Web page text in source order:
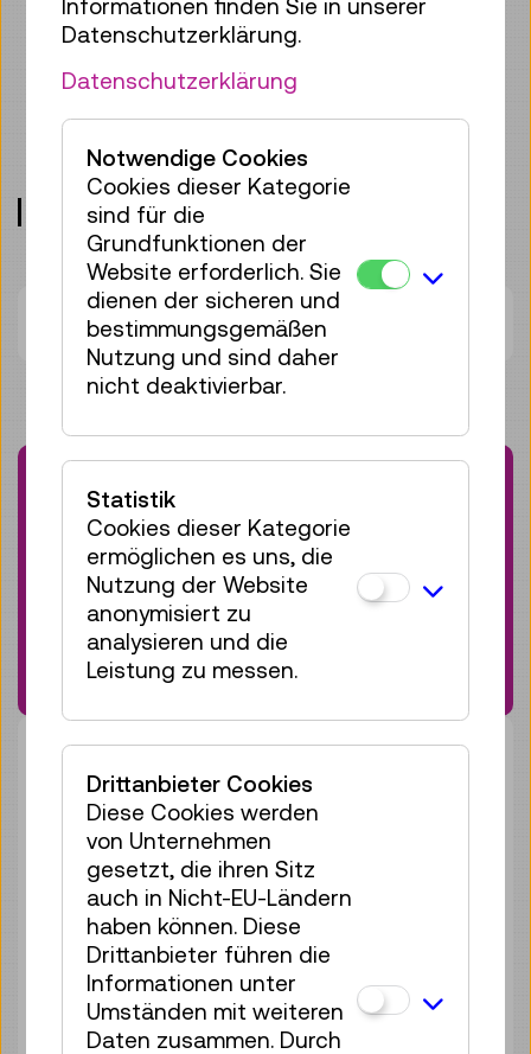
Es handelt sich hier nicht um einen
geführten Workshop, sondern um einen
Experimentieren, Recherchieren,
Troubleshooten und Lernen mit
Gleichgesinnten!
Treffpunkt: techLAB, Ebene 3
Dauer:02:00h
Do 13.08.
Meet the Maker*: Cyberdeck-
Werkstatt
Workshop
Do 13.08.
Workshop
keine Anmeldung
Do 20.08. 10:30–12:30
Workshop
keine Anmeldung
erforderlich
Do 03.09.
10:30–12:30
Informationen finden Sie in unserer
Datenschutzerklärung.
Datenschutzerklärung
Notwendige Cookies
Cookies dieser Kategorie
sind für die
Grundfunktionen der
Website erforderlich. Sie
dienen der sicheren und
bestimmungsgemäßen
Nutzung und sind daher
nicht deaktivierbar.
Statistik
Cookies dieser Kategorie
ermöglichen es uns, die
Nutzung der Website
anonymisiert zu
analysieren und die
Leistung zu messen.
Drittanbieter Cookies
Diese Cookies werden
von Unternehmen
gesetzt, die ihren Sitz
auch in Nicht-EU-Ländern
haben können. Diese
Drittanbieter führen die
Informationen unter
Umständen mit weiteren
Daten zusammen. Durch